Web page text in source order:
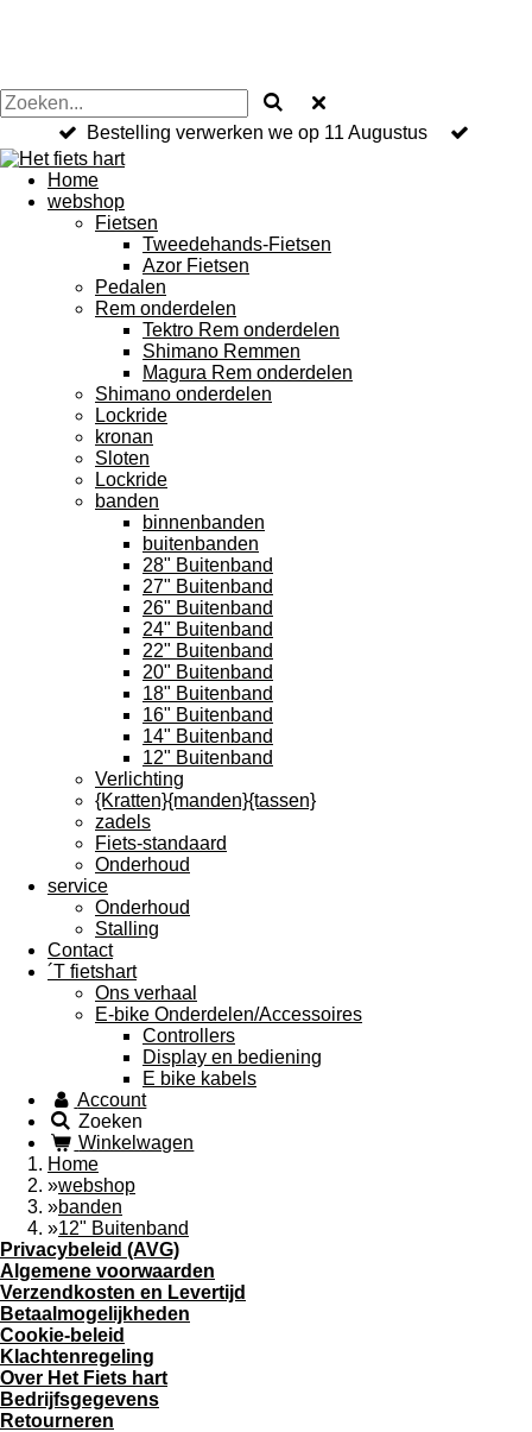
Bestelling verwerken we op 11 Augustus
Home
webshop
Fietsen
Tweedehands-Fietsen
Azor Fietsen
Pedalen
Rem onderdelen
Tektro Rem onderdelen
Shimano Remmen
Magura Rem onderdelen
Shimano onderdelen
Lockride
kronan
Sloten
Lockride
banden
binnenbanden
buitenbanden
28" Buitenband
27" Buitenband
26" Buitenband
24" Buitenband
22" Buitenband
20" Buitenband
18" Buitenband
16" Buitenband
14" Buitenband
12" Buitenband
Verlichting
{Kratten}{manden}{tassen}
zadels
Fiets-standaard
Onderhoud
service
Onderhoud
Stalling
Contact
´T fietshart
Ons verhaal
E-bike Onderdelen/Accessoires
Controllers
Display en bediening
E bike kabels
Account
Zoeken
Winkelwagen
Home
»webshop
»banden
»12" Buitenband
Privacybeleid (AVG)
Algemene voorwaarden
Verzendkosten en Levertijd
Betaalmogelijkheden
Cookie-beleid
Klachtenregeling
Over Het Fiets hart
Bedrijfsgegevens
Retourneren